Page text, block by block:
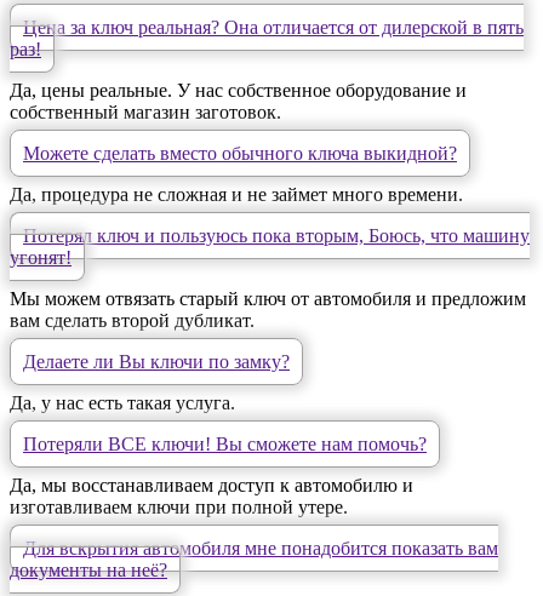
Цена за ключ реальная? Она отличается от дилерской в пять
раз!
Да, цены реальные. У нас собственное оборудование и
собственный магазин заготовок.
Можете сделать вместо обычного ключа выкидной?
Да, процедура не сложная и не займет много времени.
Потерял ключ и пользуюсь пока вторым, Боюсь, что машину
угонят!
Мы можем отвязать старый ключ от автомобиля и предложим
вам сделать второй дубликат.
Делаете ли Вы ключи по замку?
Да, у нас есть такая услуга.
Потеряли ВСЕ ключи! Вы сможете нам помочь?
Да, мы восстанавливаем доступ к автомобилю и
изготавливаем ключи при полной утере.
Для вскрытия автомобиля мне понадобится показать вам
документы на неё?